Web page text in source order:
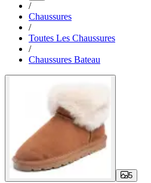
/
Chaussures
/
Toutes Les Chaussures
/
Chaussures Bateau
5